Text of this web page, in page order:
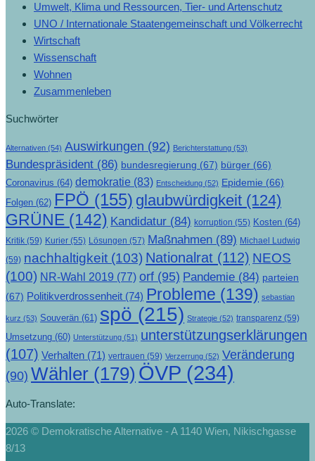
Umwelt, Klima und Ressourcen, Tier- und Artenschutz
UNO / Internationale Staatengemeinschaft und Völkerrecht
Wirtschaft
Wissenschaft
Wohnen
Zusammenleben
Suchwörter
Alternativen (54) Auswirkungen (92) Berichterstattung (53)
Bundespräsident (86) bundesregierung (67) bürger (66)
Coronavirus (64) demokratie (83) Entscheidung (52) Epidemie (66)
Folgen (62) FPÖ (155) glaubwürdigkeit (124)
GRÜNE (142) Kandidatur (84) korruption (55) Kosten (64)
Kritik (59) Kurier (55) Lösungen (57) Maßnahmen (89) Michael Ludwig
(59) nachhaltigkeit (103) Nationalrat (112) NEOS
(100) NR-Wahl 2019 (77) orf (95) Pandemie (84) parteien
(67) Politikverdrossenheit (74) Probleme (139) sebastian
kurz (53) Souverän (61) spö (215) Strategie (52) transparenz (59)
Umsetzung (60) Unterstützung (51) unterstützungserklärungen
(107) Verhalten (71) vertrauen (59) Verzerrung (52) Veränderung
(90) Wähler (179) ÖVP (234)
Auto-Translate:
2026 © Demokratische Alternative - A 1140 Wien, Nikischgasse
8/13